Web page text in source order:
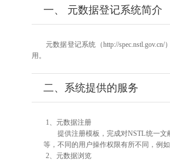
一、 元数据登记系统简介
元数据登记系统（http://
用。
二、系统提供的服务
1、元数据注册
提供注册模板，完成对NSTL统一
等，不同的用户操作权限有所不同，例
2、元数据浏览